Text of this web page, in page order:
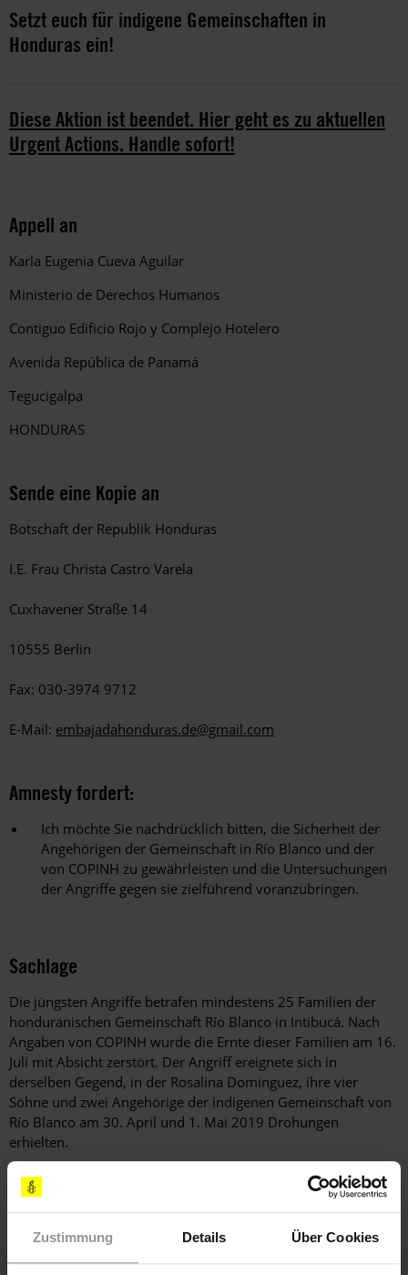
Zustimmung Details Über Cookies
Setzt euch für indigene Gemeinschaften in
Honduras ein!
Diese Aktion ist beendet. Hier geht es zu aktuellen
Urgent Actions. Handle sofort!
Appell an
Karla Eugenia Cueva Aguilar
Ministerio de Derechos Humanos
Contiguo Edificio Rojo y Complejo Hotelero
Avenida República de Panamá
Tegucigalpa
HONDURAS
Sende eine Kopie an
Botschaft der Republik Honduras
I.E. Frau Christa Castro Varela
Cuxhavener Straße 14
10555 Berlin
Fax: 030-3974 9712
E-Mail: embajadahonduras.de@gmail.com
Amnesty fordert:
Ich möchte Sie nachdrücklich bitten, die Sicherheit der
Angehörigen der Gemeinschaft in Río Blanco und der
von COPINH zu gewährleisten und die Untersuchungen
der Angriffe gegen sie zielführend voranzubringen.
Sachlage
Die jüngsten Angriffe betrafen mindestens 25 Familien der
honduranischen Gemeinschaft Río Blanco in Intibucá. Nach
Angaben von COPINH wurde die Ernte dieser Familien am 16.
Juli mit Absicht zerstört. Der Angriff ereignete sich in
derselben Gegend, in der Rosalina Dominguez, ihre vier
Söhne und zwei Angehörige der indigenen Gemeinschaft von
Río Blanco am 30. April und 1. Mai 2019 Drohungen
erhielten.
Angesichts der Geschichte von Angriffen gegen die
Gemeinschaft in Río Blanco, die im Zusammenhang mit dem
Bau des Agua-Zarca-Damms in dem Fluss Gualcarque für ihre
Rechte kämpft, ist Amnesty International besorgt, dass es zu